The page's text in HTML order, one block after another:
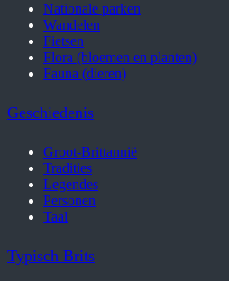
Nationale parken
Wandelen
Fietsen
Flora (bloemen en planten)
Fauna (dieren)
Geschiedenis
Groot-Brittannië
Tradities
Legendes
Personen
Taal
Typisch Brits